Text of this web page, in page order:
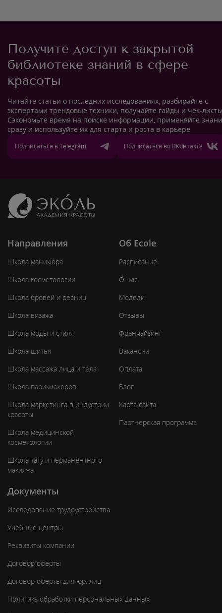
Получите доступ к закрытой
библиотеке знаний в сфере
красоты
Читайте статьи о последних исследованиях, разбирайте с
экспертами трендовые техники, получайте гайды и чек-
Сэкономьте время на поиске информации, применяйте
сразу и используйте их для старта и роста в карьере
Подписаться в Telegram Подписаться во ВКонтакте
Направления
Школа маникюра
Школа косметологии
Школа бровей и ресниц
Школа визажа
Школа моды и стиля
Школа шитья
Школа массажа лица и тела
Школа парикмахеров
Школа маркетинга в индустрии
красоты
Школа медицинской
косметологии
Школа тату и перманентного
макияжа
Об Ecole
Расписание
О нас
Модели
Отзывы
Франчайзинг
Вакансии
Оплата
Блог
Карта сайта
Партнерская программа
Документы
Исследование трудоустройства
Учебные центры
Реквизиты компании
Договор оферты
Договор оферты для юр. лиц
Политика обработки персональных данных